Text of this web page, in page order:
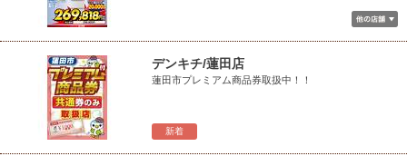
新着
デンキチ/蓮田店
蓮田市プレミアム商品券取扱中！！